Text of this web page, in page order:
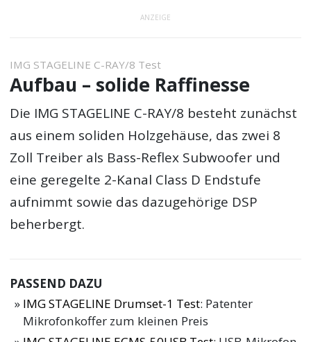
ANZEIGE
IMG STAGELINE C-RAY/8 Test
Aufbau – solide Raffinesse
Die IMG STAGELINE C-RAY/8 besteht zunächst
aus einem soliden Holzgehäuse, das zwei 8
Zoll Treiber als Bass-Reflex Subwoofer und
eine geregelte 2-Kanal Class D Endstufe
aufnimmt sowie das dazugehörige DSP
beherbergt.
PASSEND DAZU
IMG STAGELINE Drumset-1 Test: Patenter
Mikrofonkoffer zum kleinen Preis